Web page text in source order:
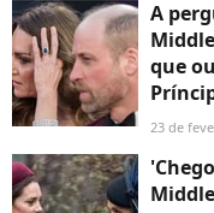
A
que
23 de